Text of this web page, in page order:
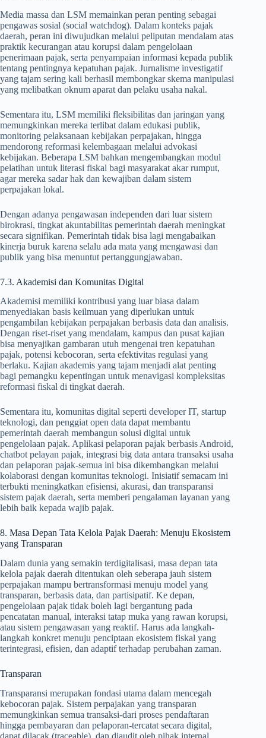
Media massa dan LSM memainkan peran penting sebagai
pengawas sosial (social watchdog). Dalam konteks pajak
daerah, peran ini diwujudkan melalui peliputan mendalam atas
praktik kecurangan atau korupsi dalam pengelolaan
penerimaan pajak, serta penyampaian informasi kepada publik
tentang pentingnya kepatuhan pajak. Jurnalisme investigatif
yang tajam sering kali berhasil membongkar skema manipulasi
yang melibatkan oknum aparat dan pelaku usaha nakal.
Sementara itu, LSM memiliki fleksibilitas dan jaringan yang
memungkinkan mereka terlibat dalam edukasi publik,
monitoring pelaksanaan kebijakan perpajakan, hingga
mendorong reformasi kelembagaan melalui advokasi
kebijakan. Beberapa LSM bahkan mengembangkan modul
pelatihan untuk literasi fiskal bagi masyarakat akar rumput,
agar mereka sadar hak dan kewajiban dalam sistem
perpajakan lokal.
Dengan adanya pengawasan independen dari luar sistem
birokrasi, tingkat akuntabilitas pemerintah daerah meningkat
secara signifikan. Pemerintah tidak bisa lagi mengabaikan
kinerja buruk karena selalu ada mata yang mengawasi dan
publik yang bisa menuntut pertanggungjawaban.
7.3. Akademisi dan Komunitas Digital
Akademisi memiliki kontribusi yang luar biasa dalam
menyediakan basis keilmuan yang diperlukan untuk
pengambilan kebijakan perpajakan berbasis data dan analisis.
Dengan riset-riset yang mendalam, kampus dan pusat kajian
bisa menyajikan gambaran utuh mengenai tren kepatuhan
pajak, potensi kebocoran, serta efektivitas regulasi yang
berlaku. Kajian akademis yang tajam menjadi alat penting
bagi pemangku kepentingan untuk menavigasi kompleksitas
reformasi fiskal di tingkat daerah.
Sementara itu, komunitas digital seperti developer IT, startup
teknologi, dan penggiat open data dapat membantu
pemerintah daerah membangun solusi digital untuk
pengelolaan pajak. Aplikasi pelaporan pajak berbasis Android,
chatbot pelayan pajak, integrasi big data antara transaksi usaha
dan pelaporan pajak-semua ini bisa dikembangkan melalui
kolaborasi dengan komunitas teknologi. Inisiatif semacam ini
terbukti meningkatkan efisiensi, akurasi, dan transparansi
sistem pajak daerah, serta memberi pengalaman layanan yang
lebih baik kepada wajib pajak.
8. Masa Depan Tata Kelola Pajak Daerah: Menuju Ekosistem
yang Transparan
Dalam dunia yang semakin terdigitalisasi, masa depan tata
kelola pajak daerah ditentukan oleh seberapa jauh sistem
perpajakan mampu bertransformasi menuju model yang
transparan, berbasis data, dan partisipatif. Ke depan,
pengelolaan pajak tidak boleh lagi bergantung pada
pencatatan manual, interaksi tatap muka yang rawan korupsi,
atau sistem pengawasan yang reaktif. Harus ada langkah-
langkah konkret menuju penciptaan ekosistem fiskal yang
terintegrasi, efisien, dan adaptif terhadap perubahan zaman.
Transparan
Transparansi merupakan fondasi utama dalam mencegah
kebocoran pajak. Sistem perpajakan yang transparan
memungkinkan semua transaksi-dari proses pendaftaran
hingga pembayaran dan pelaporan-tercatat secara digital,
dapat dilacak (traceable), dan diaudit oleh pihak internal